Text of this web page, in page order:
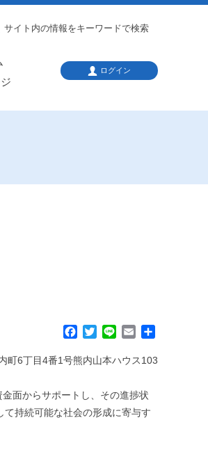
サイト内の情報をキーワードで検索
ログイン
c
o
o
i
r
n
a
町6丁目4番1号熊内山本ハウス103
面からサポートし、その進捗状
持続可能な社会の形成に寄与す